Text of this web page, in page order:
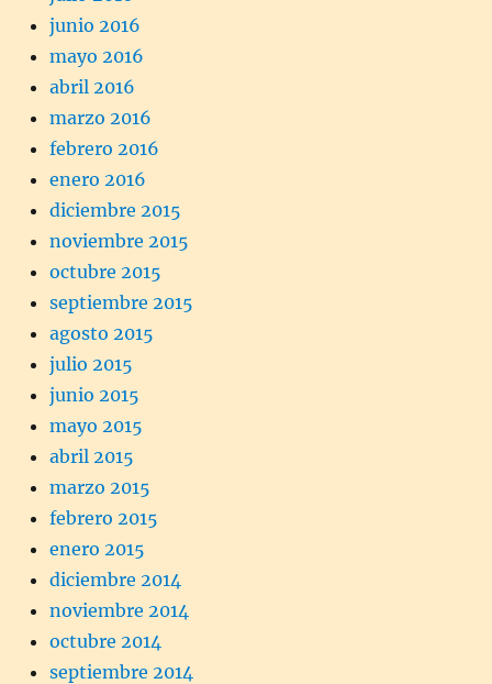
junio 2016
mayo 2016
abril 2016
marzo 2016
febrero 2016
enero 2016
diciembre 2015
noviembre 2015
octubre 2015
septiembre 2015
agosto 2015
julio 2015
junio 2015
mayo 2015
abril 2015
marzo 2015
febrero 2015
enero 2015
diciembre 2014
noviembre 2014
octubre 2014
septiembre 2014